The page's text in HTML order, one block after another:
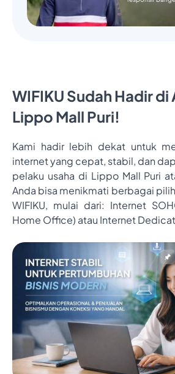
WIFIKU Sudah Hadir
Lippo Mall Puri!
Kami hadir lebih dekat untuk
internet yang cepat, stabil, dan
pelaku usaha di Lippo Mall Puri
Anda bisa menikmati berbagai
WIFIKU, mulai dari: Internet
Home Office) atau Internet